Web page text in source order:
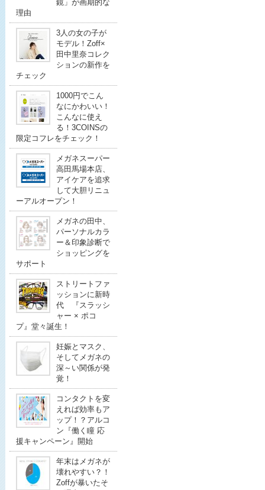
鏡」が画期的な
理由
3人の女の子が
モデル！Zoff×
田中里奈コレク
ションの新作を
チェック
1000円でこん
なにかわいい！
こんなに使え
る！3COINSの
限定コフレをチェック！
メガネスーパー
高田馬場本店、
アイケアを追求
して大胆リニュ
ーアルオープン！
メガネの田中、
パーソナルカラ
ー＆印象診断で
ショッピングを
サポート
ストリートファ
ッションに新時
代 『スラッシ
ャー × ポコ
プ』堂々誕生！
妊娠とマスク、
そしてメガネの
深～い関係が発
覚！
コンタクトを変
えれば効率もア
ップ！？アルコ
ン『働く瞳 応
援キャンペーン』開始
年末はメガネが
壊れやすい？！
Zoffが暴いたそ